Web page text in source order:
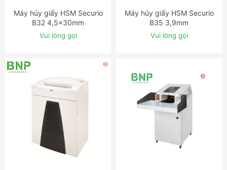
ĐẶT NGAY
Máy hủy giấy HSM Securio
B32 4,5x30mm
Vui lòng gọi
ĐẶT NGAY
Máy hủy giấy HSM Securio
B35 3,9mm
Vui lòng gọi